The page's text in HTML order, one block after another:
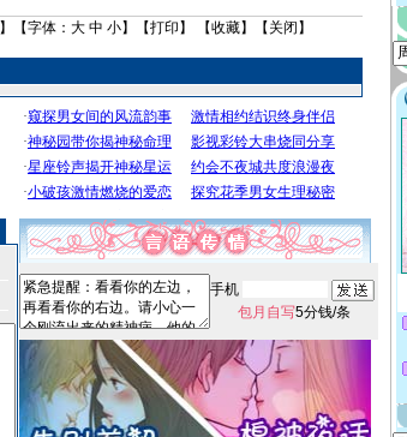
】【字体： 大 中 小】【打印 】 【收藏】【 关闭 】
手机
包月自写5分钱/条